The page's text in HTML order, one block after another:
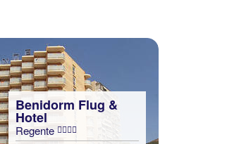
Benidorm Flug &
Hotel
Regente